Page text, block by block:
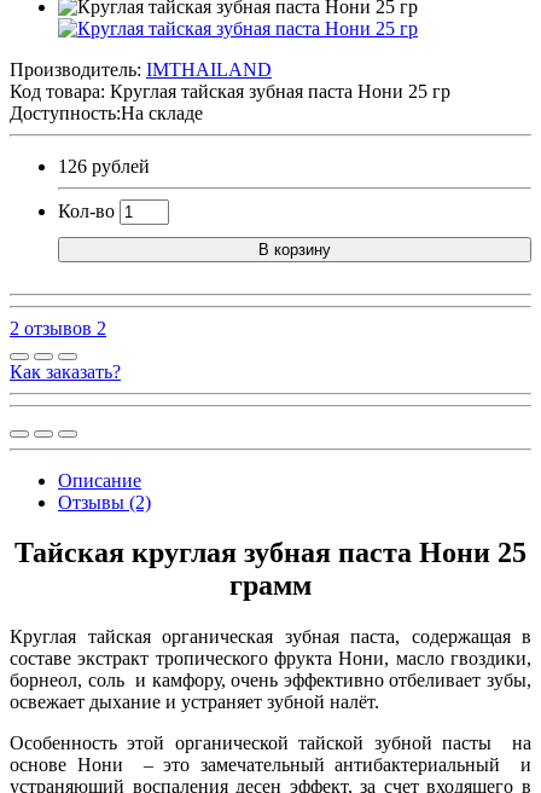
Производитель: IMTHAILAND
Код товара: Круглая тайская зубная паста Нони 25 гр
Доступность:На складе
126 рублей
Кол-во
В корзину
2 отзывов 2
Как заказать?
Описание
Отзывы (2)
Тайская круглая зубная паста Нони 25
грамм
Круглая тайская органическая зубная паста, содержащая в
составе экстракт тропического фрукта Нони, масло гвоздики,
борнеол, соль и камфору, очень эффективно отбеливает зубы,
освежает дыхание и устраняет зубной налёт.
Особенность этой органической тайской зубной пасты на
основе Нони – это замечательный антибактериальный и
устраняющий воспаления десен эффект, за счет входящего в